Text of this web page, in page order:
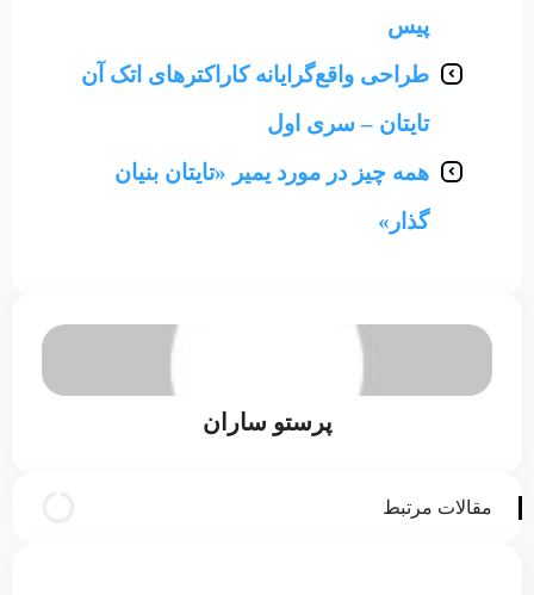
پیس
طراحی واقع‌گرایانه کاراکترهای اتک آن
تایتان – سری اول
همه چیز در مورد یمیر «تایتان بنیان
گذار»
پرستو ساران
مقالات مرتبط